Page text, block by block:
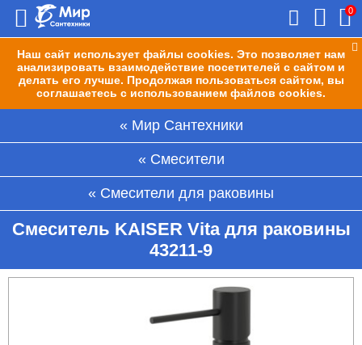
Наш сайт использует файлы cookies. Это позволяет нам
анализировать взаимодействие посетителей с сайтом и
делать его лучше. Продолжая пользоваться сайтом, вы
соглашаетесь с использованием файлов cookies.
0
Мир Сантехники
Смесители
Смесители для раковины
Смеситель KAISER Vita для раковины
43211-9